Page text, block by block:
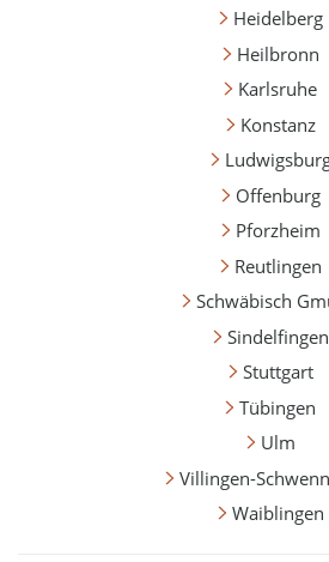
Heidelberg
Heilbronn
Karlsruhe
Konstanz
Offenburg
Pforzheim
Reutlingen
Schwäbisch
Sindelfingen
Stuttgart
Tübingen
Ulm
Villingen-
Waiblingen